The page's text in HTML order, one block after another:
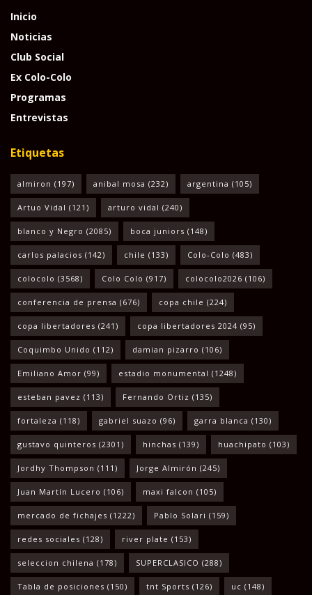
Inicio
Noticias
Club Social
Ex Colo-Colo
Programas
Entrevistas
Etiquetas
almiron (197) anibal mosa (232) argentina (105)
Artuo Vidal (121) arturo vidal (240)
blanco y Negro (2085) boca juniors (148)
carlos palacios (142) chile (133) Colo-Colo (483)
colocolo (3568) Colo Colo (917) colocolo2026 (106)
conferencia de prensa (676) copa chile (224)
copa libertadores (241) copa libertadores 2024 (95)
Coquimbo Unido (112) damian pizarro (106)
Emiliano Amor (99) estadio monumental (1248)
esteban pavez (113) Fernando Ortiz (135)
fortaleza (118) gabriel suazo (96) garra blanca (130)
gustavo quinteros (2301) hinchas (139) huachipato (103)
Jordhy Thompson (111) Jorge Almirón (245)
Juan Martín Lucero (106) maxi falcon (105)
mercado de fichajes (1222) Pablo Solari (159)
redes sociales (128) river plate (153)
seleccion chilena (178) SUPERCLASICO (288)
Tabla de posiciones (150) tnt Sports (126) uc (148)